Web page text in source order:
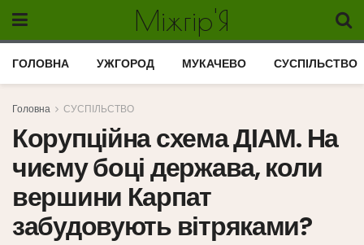
Міжгір'Я
ГОЛОВНА УЖГОРОД МУКАЧЕВО СУСПІЛЬСТВО
Головна СУСПІЛЬСТВО
Корупційна схема ДІАМ. На
чиєму боці держава, коли
вершини Карпат
забудовують вітряками?